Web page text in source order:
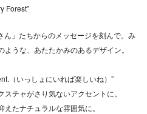
Forest”
ん」たちからのメッセージを刻んで。み
うな、あたたかみのあるデザイン。
（いっしょにいれば楽しいね）”
チャがさり気ないアクセントに。
たナチュラルな雰囲気に。